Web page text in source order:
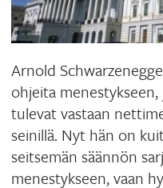
Arnold
ohjeita
tulevat vastaan
seinillä. Nyt hän on
seitsemän säännön
menestykseen, vaan